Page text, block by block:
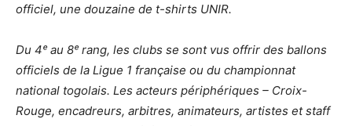
officiel, une douzaine de t-shirts UNIR.
Du 4ᵉ au 8ᵉ rang, les clubs se sont vus offrir des ballons
officiels de la Ligue 1 française ou du championnat
national togolais. Les acteurs périphériques – Croix-
Rouge, encadreurs, arbitres, animateurs, artistes et staff